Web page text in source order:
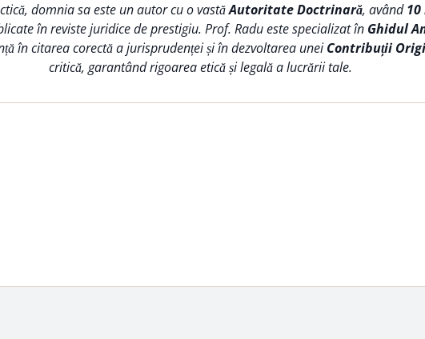
domnia sa este un autor cu o vastăAutoritate Doctrinară, având
în reviste juridice de prestigiu. Prof. Radu este specializat în Ghidul
în citarea corectă a jurisprudenței și în dezvoltarea uneiContribuții
critică, garantând rigoarea etică și legală a lucrării tale.